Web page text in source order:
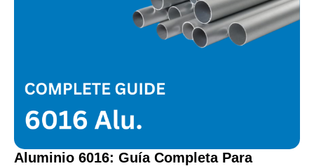
Aluminio 6016: Guía Completa Para